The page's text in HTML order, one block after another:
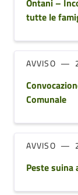
Ontani –
tutte le
AVVISO
Comunale
AVVISO
Peste suina